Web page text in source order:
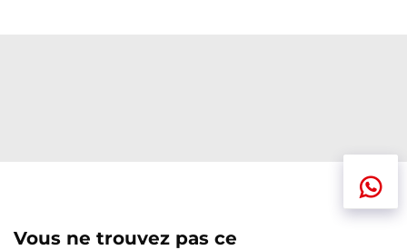
Vous ne trouvez pas ce